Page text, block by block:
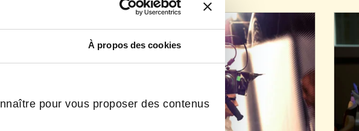
À propos des cookies
pour vous proposer des contenus